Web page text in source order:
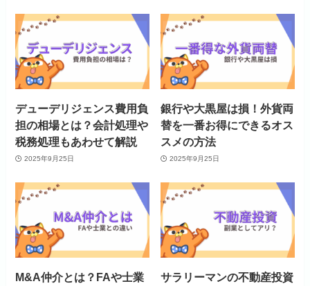
デューデリジェンス費用負
担の相場とは？会計処理や
税務処理もあわせて解説
2025年9月25日
銀行や大黒屋は損！外貨両
替を一番お得にできるオス
スメの方法
2025年9月25日
M&A仲介とは？FAや士業
サラリーマンの不動産投資